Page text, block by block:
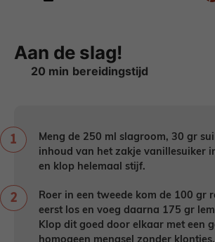
Aan de slag!
20 minuten
min
Meng de 250 ml slagroom, 30 gr
inhoud van het zakje vanillesuiker
en klop helemaal stijf.
Roer in een tweede kom de 100 gr
eerst los en voeg daarna 175 gr
Klop dit goed door elkaar met een